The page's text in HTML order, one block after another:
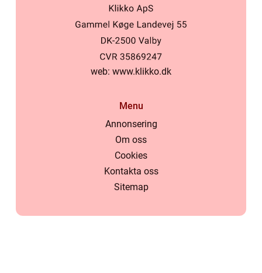
web: www.klikko.dk
Menu
Annonsering
Om oss
Cookies
Kontakta oss
Sitemap